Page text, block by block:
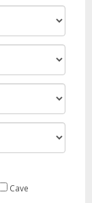
Cave